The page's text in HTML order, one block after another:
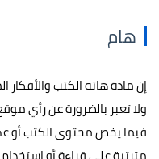
هام
إن مادة هاته الكتب
ولا تعبر بالضرورة عن رأي
فيما يخص محتوى الكتب أو